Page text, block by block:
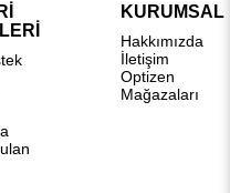
KURUMSAL
Hakkımızda
İletişim
Optizen
Mağazaları